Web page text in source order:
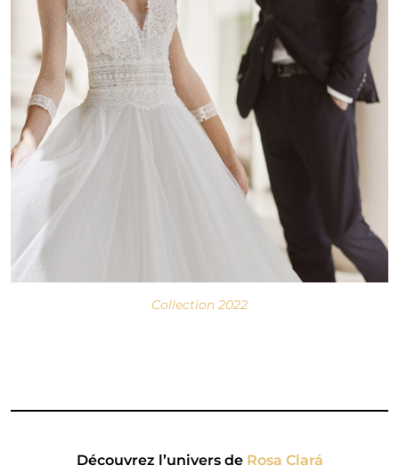
Collection 2022
Découvrez l’univers de Rosa Clará